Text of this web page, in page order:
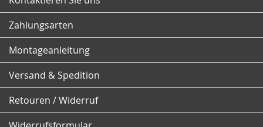
Zahlungsarten
Montageanleitung
Versand & Spedition
Retouren / Widerruf